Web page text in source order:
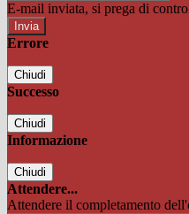
E-mail inviata, si prega di
Errore
Chiudi
Successo
Chiudi
Informazione
Chiudi
Attendere...
Attendere il completamento